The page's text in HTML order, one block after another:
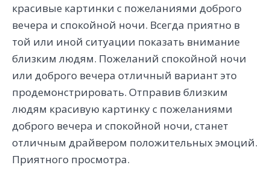
красивые картинки с пожеланиями доброго
вечера и спокойной ночи. Всегда приятно в
той или иной ситуации показать внимание
близким людям. Пожеланий спокойной ночи
или доброго вечера отличный вариант это
продемонстрировать. Отправив близким
людям красивую картинку с пожеланиями
доброго вечера и спокойной ночи, станет
отличным драйвером положительных эмоций.
Приятного просмотра.